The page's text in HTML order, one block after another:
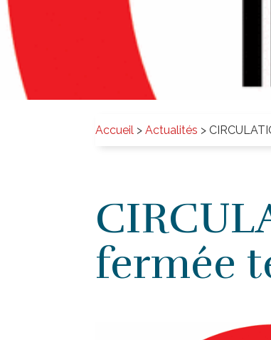
Accueil >Actualités >
fermée